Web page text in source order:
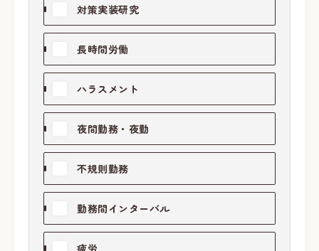
対策実装研究
長時間労働
ハラスメント
夜間勤務・夜勤
不規則勤務
勤務間インターバル
疲労